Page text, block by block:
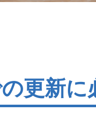
更新に